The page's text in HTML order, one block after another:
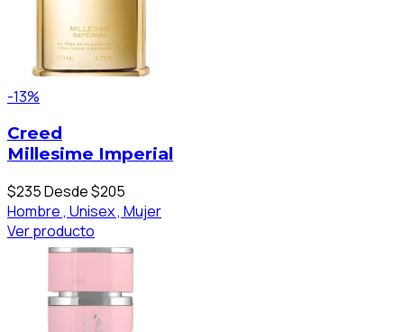
-13%
Creed
Millesime Imperial
$235Desde $205
Hombre , Unisex , Mujer
Ver producto